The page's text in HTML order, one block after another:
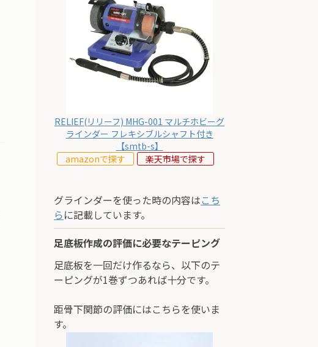
RELIEF(リリーフ) MHG-001 マルチホビーグ
ラインダー フレキシブルシャフト付き
【smtb-s】
amazonで探す
楽天市場で探す
グラインダーを使った時の内容はこち
らに記載しています。
足底板作成の評価に必要なテーピング
足底板を一回だけ作るなら、以下のテ
ーピングが1巻ずつあれば十分です。
距骨下関節の評価にはこちらを使いま
す。